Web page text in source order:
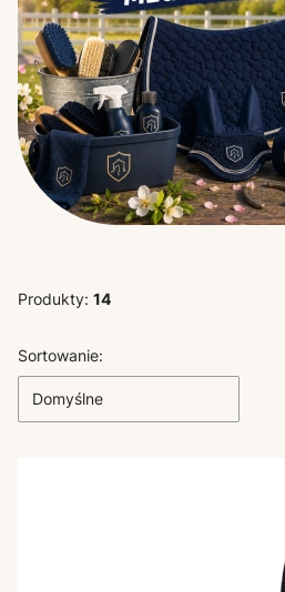
Produkty: 14
Lista produktów
Sortowanie:
Domyślne